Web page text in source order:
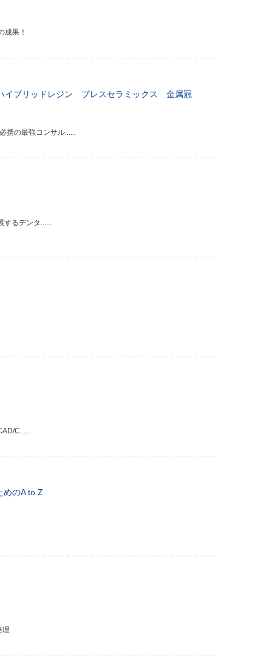
成果！
イブリッドレジン プレスセラミックス 金属冠
携の最強コンサル......
するデンタ......
C......
めのA to Z
理